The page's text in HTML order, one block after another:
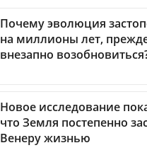
Почему эволюция
на миллионы лет,
внезапно
Новое исследование
что Земля постепенно
Венеру жизнью